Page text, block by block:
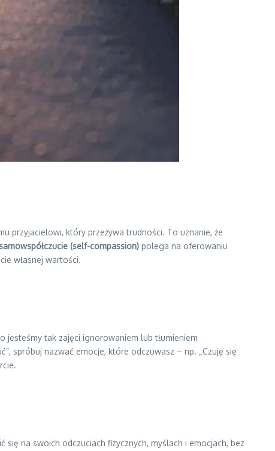
przyjacielowi, który przeżywa trudności. To uznanie, że
(self-compassion) polega na oferowaniu
własnej wartości.
jesteśmy tak zajęci ignorowaniem lub tłumieniem
spróbuj nazwać emocje, które odczuwasz – np. „Czuję się
na swoich odczuciach fizycznych, myślach i emocjach, bez